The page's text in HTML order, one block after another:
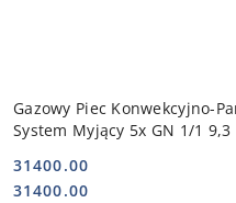
Gazowy Piec Konwekcyjno-
System Myjący 5x GN 1/1 9,3
Cena:
31400.00
Cena:
31400.00